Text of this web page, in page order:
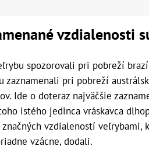
vzdialenosti
spozorovali pri pobreží
zaznamenali pri pobreží
Ide o doteraz najväčšie
istého jedinca vráskavca
vzdialeností veľrybami,
vzácne, dodali.